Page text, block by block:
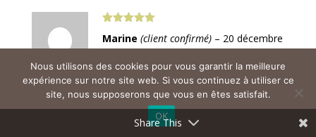
5
Marine (client confirmé) – 20 décembre
Note5sur
Guy Minand(client confirmé)
Share This
Nous utilisons des cookies pour vous garantir la meilleure
expérience sur notre site web. Si vous continuez à utiliser ce
site, nous supposerons que vous en êtes satisfait.
OK